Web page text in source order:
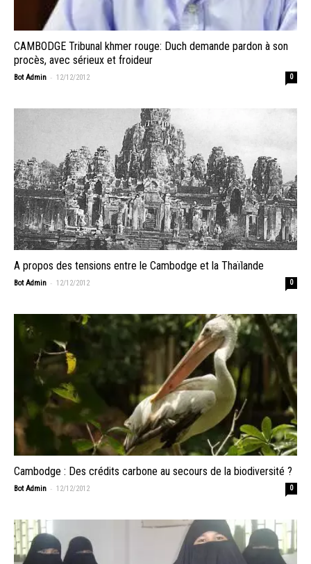
CAMBODGE Tribunal khmer rouge: Duch demande pardon à son
procès, avec sérieux et froideur
Bot Admin - 12/12/2012 0
A propos des tensions entre le Cambodge et la Thaïlande
Bot Admin - 12/12/2012 0
Cambodge : Des crédits carbone au secours de la biodiversité ?
Bot Admin - 12/12/2012 0